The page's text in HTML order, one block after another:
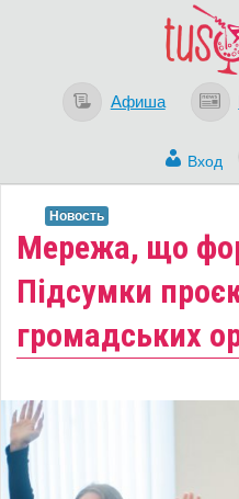
Афиша
Вход
​Мережа, що
Підсумки
громадських
Новость